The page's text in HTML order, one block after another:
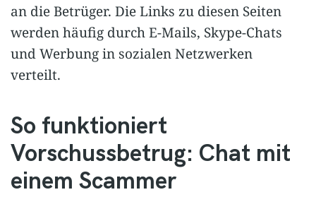
an die Betrüger. Die Links zu diesen Seiten
werden häufig durch E-Mails, Skype-Chats
und Werbung in sozialen Netzwerken
verteilt.
So funktioniert
Vorschussbetrug: Chat mit
einem Scammer